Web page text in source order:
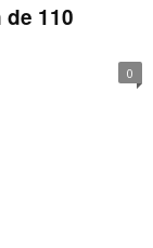
110
0